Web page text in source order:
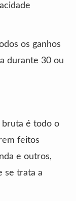
os ganhos
durante 30 ou
bruta é todo o
feitos
e outros,
se trata a